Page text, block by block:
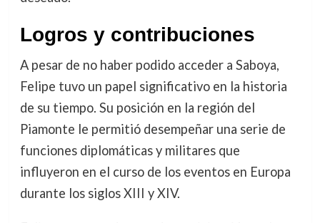
Logros y contribuciones
A pesar de no haber podido acceder a Saboya,
Felipe tuvo un papel significativo en la historia
de su tiempo. Su posición en la región del
Piamonte le permitió desempeñar una serie de
funciones diplomáticas y militares que
influyeron en el curso de los eventos en Europa
durante los siglos XIII y XIV.